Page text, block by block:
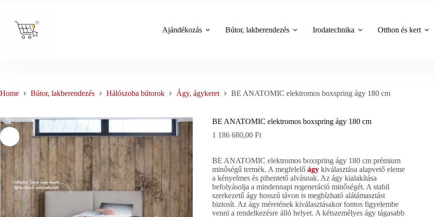
content
Ajándékozás
Bútor, lakberendezés Irodatechnika Otthon és kert
Home Bútor, lakberendezés Hálószoba bútorok Ágy, ágykeret BE ANATOMIC elektromos boxspring ágy 180 cm
BE ANATOMIC elektromos boxspring ágy 180 cm
1 186 680,00Ft
BE ANATOMIC elektromos boxspring ágy 180 cm prémium
minőségű termék. A megfelelőágy kiválasztása alapvető eleme
a kényelmes és pihentető alvásnak. Az ágy kialakítása
befolyásolja a mindennapi regeneráció minőségét. A stabil
szerkezetű ágy hosszú távon is megbízható alátámasztást
biztosít. Az ágy méretének kiválasztásakor fontos figyelembe
venni a rendelkezésre álló helyet. A kétszemélyes ágy tágasabb